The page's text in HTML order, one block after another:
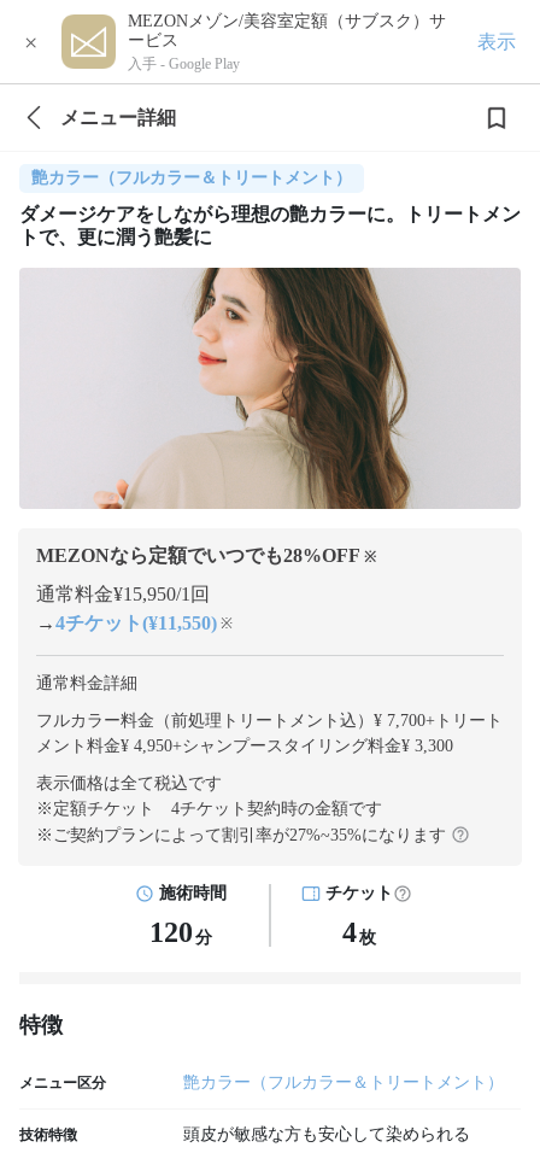
×
MEZONメゾン/美容室定額（サブスク）サ
ービス
入手 - Google Play
表示
メニュー詳細
艶カラー（フルカラー＆トリートメント）
ダメージケアをしながら理想の艶カラーに。トリートメン
トで、更に潤う艶髪に
MEZONなら定額でいつでも28%OFF ※
通常料金¥15,950/1回
→4チケット(¥11,550) ※
通常料金詳細
フルカラー料金（前処理トリートメント込）¥ 7,700+ トリート
メント料金¥ 4,950+シャンプースタイリング料金¥ 3,300
表示価格は全て税込です
※定額チケット 4チケット契約時の金額です
※ご契約プランによって割引率が27%~35%になります
施術時間
120 分
チケット
4枚
特徴
メニュー区分 艶カラー（フルカラー＆トリートメント）
技術特徴 頭皮が敏感な方も安心して染められる